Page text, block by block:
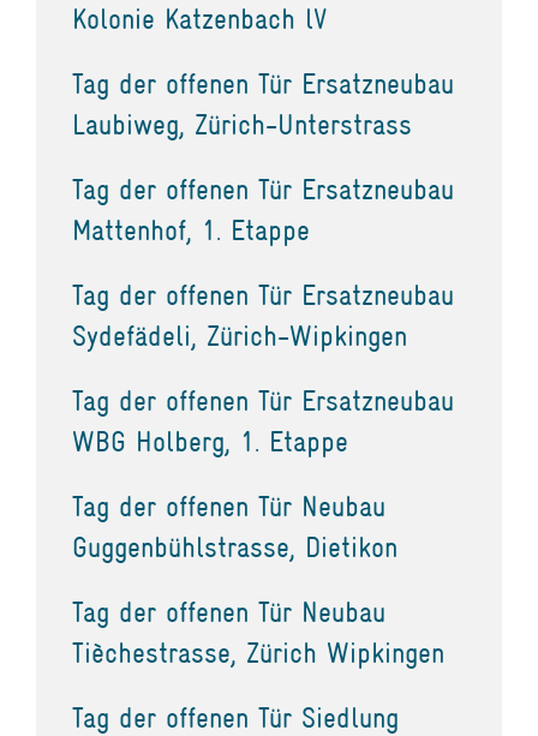
Kolonie Katzenbach lV
Tag der offenen Tür Ersatzneubau
Laubiweg, Zürich-Unterstrass
Tag der offenen Tür Ersatzneubau
Mattenhof, 1. Etappe
Tag der offenen Tür Ersatzneubau
Sydefädeli, Zürich-Wipkingen
Tag der offenen Tür Ersatzneubau
WBG Holberg, 1. Etappe
Tag der offenen Tür Neubau
Guggenbühlstrasse, Dietikon
Tag der offenen Tür Neubau
Tièchestrasse, Zürich Wipkingen
Tag der offenen Tür Siedlung